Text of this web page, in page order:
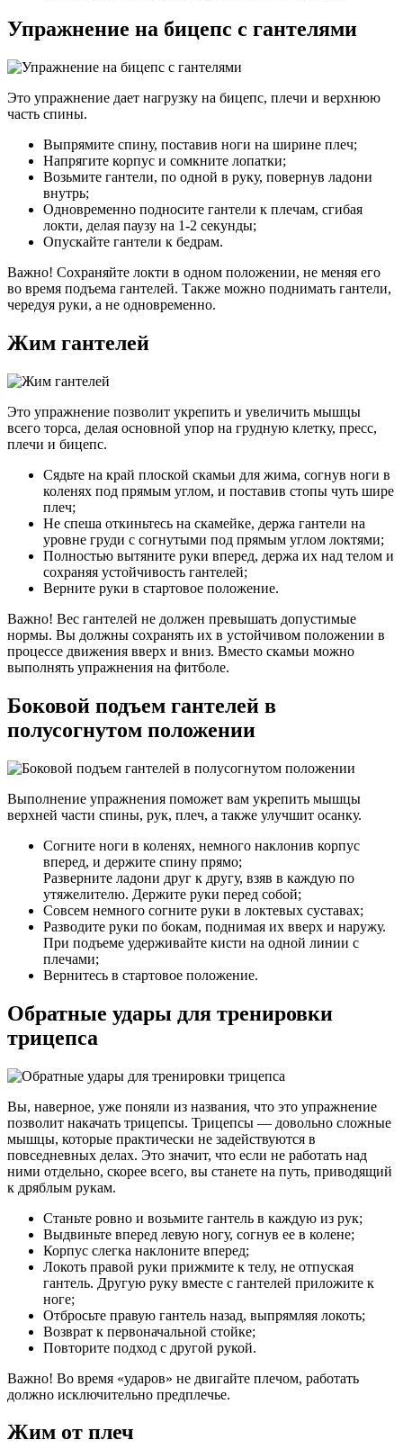
Упражнение на бицепс с гантелями
Это упражнение дает нагрузку на бицепс, плечи и верхнюю
часть спины.
Выпрямите спину, поставив ноги на ширине плеч;
Напрягите корпус и сомкните лопатки;
Возьмите гантели, по одной в руку, повернув ладони
внутрь;
Одновременно подносите гантели к плечам, сгибая
локти, делая паузу на 1-2 секунды;
Опускайте гантели к бедрам.
Важно! Сохраняйте локти в одном положении, не меняя его
во время подъема гантелей. Также можно поднимать гантели,
чередуя руки, а не одновременно.
Жим гантелей
Это упражнение позволит укрепить и увеличить мышцы
всего торса, делая основной упор на грудную клетку, пресс,
плечи и бицепс.
Сядьте на край плоской скамьи для жима, согнув ноги в
коленях под прямым углом, и поставив стопы чуть шире
плеч;
Не спеша откиньтесь на скамейке, держа гантели на
уровне груди с согнутыми под прямым углом локтями;
Полностью вытяните руки вперед, держа их над телом и
сохраняя устойчивость гантелей;
Верните руки в стартовое положение.
Важно! Вес гантелей не должен превышать допустимые
нормы. Вы должны сохранять их в устойчивом положении в
процессе движения вверх и вниз. Вместо скамьи можно
выполнять упражнения на фитболе.
Боковой подъем гантелей в
полусогнутом положении
Выполнение упражнения поможет вам укрепить мышцы
верхней части спины, рук, плеч, а также улучшит осанку.
Согните ноги в коленях, немного наклонив корпус
вперед, и держите спину прямо;
Разверните ладони друг к другу, взяв в каждую по
утяжелителю. Держите руки перед собой;
Совсем немного согните руки в локтевых суставах;
Разводите руки по бокам, поднимая их вверх и наружу.
При подъеме удерживайте кисти на одной линии с
плечами;
Вернитесь в стартовое положение.
Обратные удары для тренировки
трицепса
Вы, наверное, уже поняли из названия, что это упражнение
позволит накачать трицепсы. Трицепсы — довольно сложные
мышцы, которые практически не задействуются в
повседневных делах. Это значит, что если не работать над
ними отдельно, скорее всего, вы станете на путь, приводящий
к дряблым рукам.
Станьте ровно и возьмите гантель в каждую из рук;
Выдвиньте вперед левую ногу, согнув ее в колене;
Корпус слегка наклоните вперед;
Локоть правой руки прижмите к телу, не отпуская
гантель. Другую руку вместе с гантелей приложите к
ноге;
Отбросьте правую гантель назад, выпрямляя локоть;
Возврат к первоначальной стойке;
Повторите подход с другой рукой.
Важно! Во время «ударов» не двигайте плечом, работать
должно исключительно предплечье.
Жим от плеч